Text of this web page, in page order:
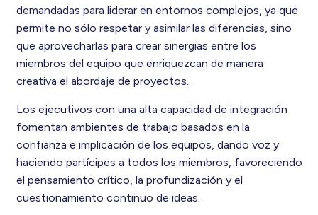
demandadas para liderar en entornos complejos, ya que
permite no sólo respetar y asimilar las diferencias, sino
que aprovecharlas para crear sinergias entre los
miembros del equipo que enriquezcan de manera
creativa el abordaje de proyectos.
Los ejecutivos con una alta capacidad de integración
fomentan ambientes de trabajo basados en la
confianza e implicación de los equipos, dando voz y
haciendo partícipes a todos los miembros, favoreciendo
el pensamiento crítico, la profundización y el
cuestionamiento continuo de ideas.